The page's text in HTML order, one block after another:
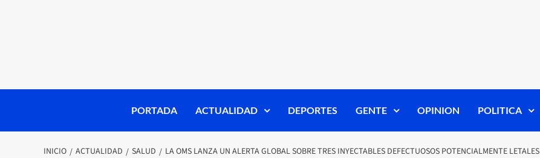
PORTADA ACTUALIDAD DEPORTES GENTE OPINION POLITICA
INICIO ACTUALIDAD SALUD LA OMS LANZA UN ALERTA GLOBAL SOBRE TRES INYECTABLES DEFECTUOSOS POTENCIALMENTE LETALES